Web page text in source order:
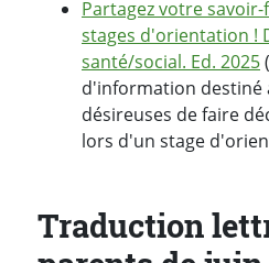
Partagez votre
stages d'orientation !
santé/social. Ed. 2025
d'information destiné
désireuses de faire
lors d'un stage
Traduction